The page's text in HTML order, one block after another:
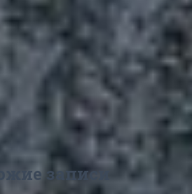
записи